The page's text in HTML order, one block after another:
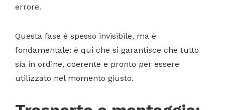
errore.
Questa fase è spesso invisibile, ma è
fondamentale: è qui che si garantisce che tutto
sia in ordine, coerente e pronto per essere
utilizzato nel momento giusto.